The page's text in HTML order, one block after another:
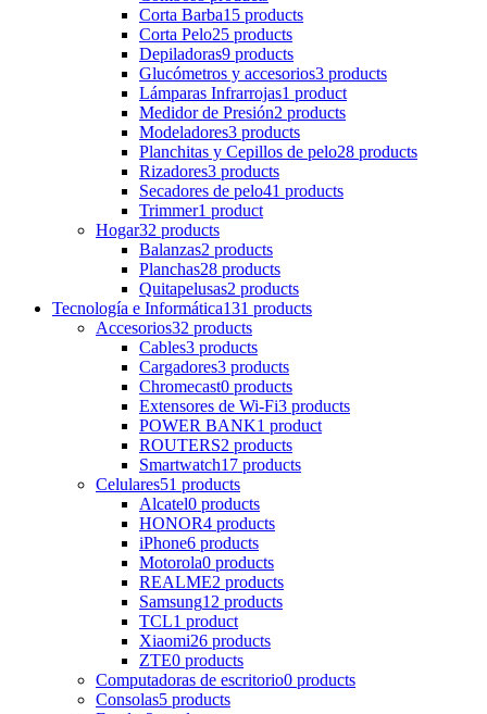
Corta Barba15 products
Corta Pelo25 products
Depiladoras9 products
Glucómetros y accesorios3 products
Lámparas Infrarrojas1 product
Medidor de Presión2 products
Modeladores3 products
Planchitas y Cepillos de pelo28 products
Rizadores3 products
Secadores de pelo41 products
Trimmer1 product
Hogar32 products
Balanzas2 products
Planchas28 products
Quitapelusas2 products
Tecnología e Informática131 products
Accesorios32 products
Cables3 products
Cargadores3 products
Chromecast0 products
Extensores de Wi-Fi3 products
POWER BANK1 product
ROUTERS2 products
Smartwatch17 products
Celulares51 products
Alcatel0 products
HONOR4 products
iPhone6 products
Motorola0 products
REALME2 products
Samsung12 products
TCL1 product
Xiaomi26 products
ZTE0 products
Computadoras de escritorio0 products
Consolas5 products